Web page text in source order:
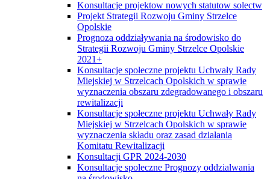
Konsultacje projektow nowych statutow solectw
Projekt Strategii Rozwoju Gminy Strzelce
Opolskie
Prognoza oddziaływania na środowisko do
Strategii Rozwoju Gminy Strzelce Opolskie
2021+
Konsultacje społeczne projektu Uchwały Rady
Miejskiej w Strzelcach Opolskich w sprawie
wyznaczenia obszaru zdegradowanego i obszaru
rewitalizacji
Konsultacje społeczne projektu Uchwały Rady
Miejskiej w Strzelcach Opolskich w sprawie
wyznaczenia składu oraz zasad działania
Komitatu Rewitalizacji
Konsultacji GPR 2024-2030
Konsultacje spoleczne Prognozy oddzialwania